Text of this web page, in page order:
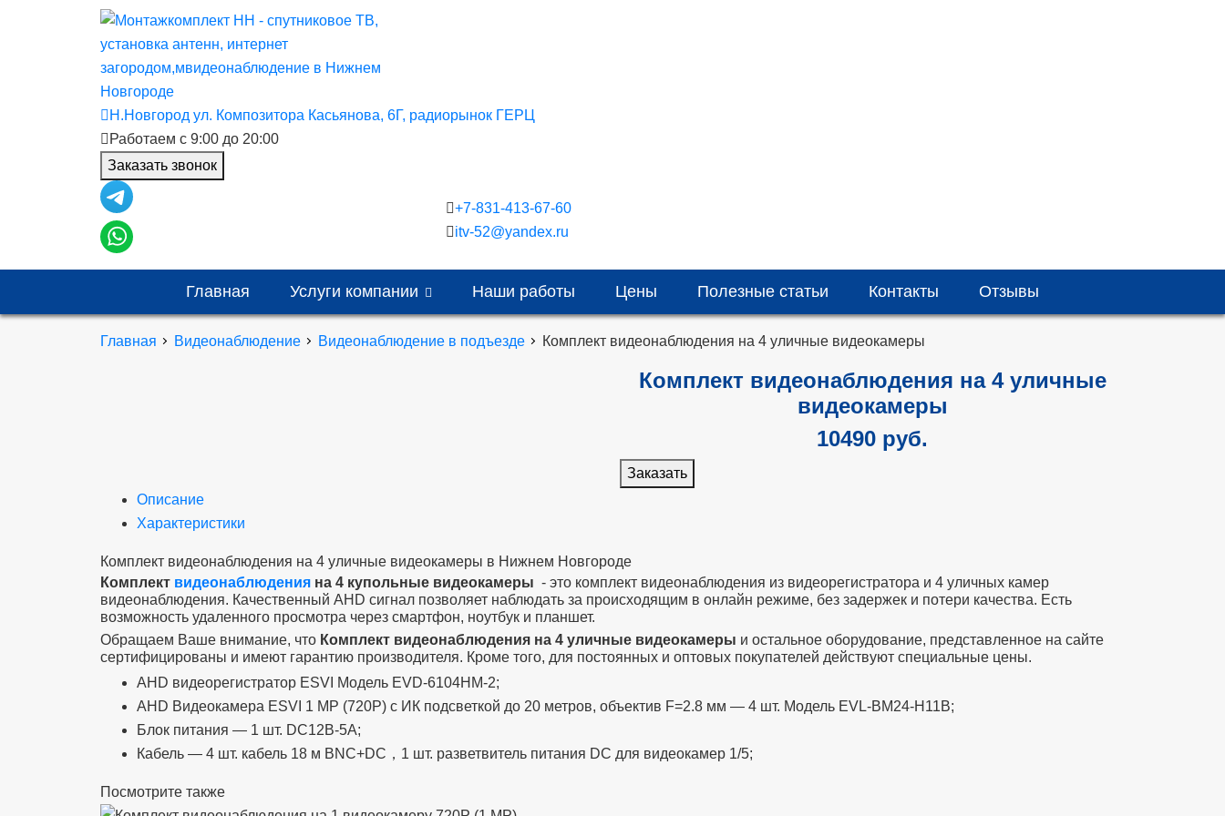
Н.Новгород ул. Композитора Касьянова, 6Г, радиорынок ГЕРЦ
Работаем с 9:00 до 20:00
Заказать звонок
+7-831-413-67-60
itv-52@yandex.ru
Главная Услуги компании Наши работы Цены Полезные статьи Контакты Отзывы
Главная Видеонаблюдение Видеонаблюдение в подъезде Комплект видеонаблюдения на 4 уличные видеокамеры
Комплект видеонаблюдения на 4 уличные
видеокамеры
10490 руб.
Заказать
Описание
Характеристики
Комплект видеонаблюдения на 4 уличные видеокамеры в Нижнем Новгороде
Комплект видеонаблюденияна 4 купольные видеокамеры - это комплект видеонаблюдения из видеорегистратора и 4 уличных камер
видеонаблюдения. Качественный AHD сигнал позволяет наблюдать за происходящим в онлайн режиме, без задержек и потери качества. Есть
возможность удаленного просмотра через смартфон, ноутбук и планшет.
Обращаем Ваше внимание, что Комплект видеонаблюдения на 4 уличные видеокамеры и остальное оборудование, представленное на сайте
сертифицированы и имеют гарантию производителя. Кроме того, для постоянных и оптовых покупателей действуют специальные цены.
AHD видеорегистратор ESVI Модель EVD-6104HM-2;
AHD Видеокамера ESVI 1 MP (720P) с ИК подсветкой до 20 метров, объектив F=2.8 мм — 4 шт. Модель EVL-BM24-H11B;
Блок питания — 1 шт. DC12В-5A;
Кабель — 4 шт. кабель 18 м BNC+DC，1 шт. разветвитель питания DC для видеокамер 1/5;
Посмотрите также